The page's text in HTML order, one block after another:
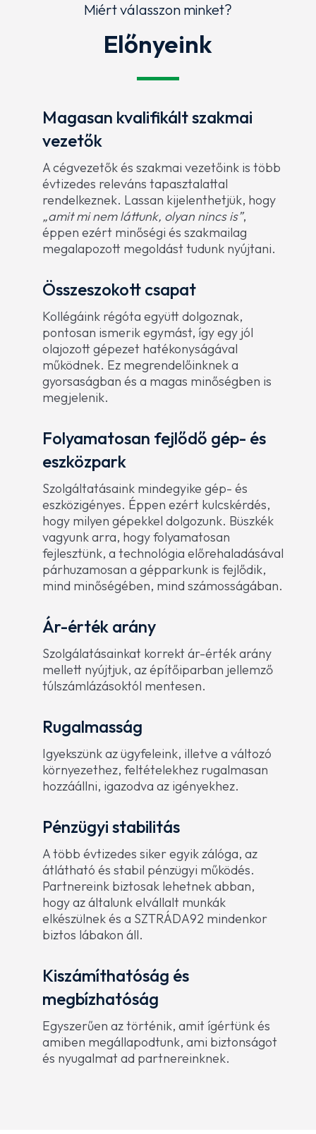
Miért válasszon minket?
Előnyeink
Magasan kvalifikált szakmai
vezetők
A cégvezetők és szakmai vezetőink is több
évtizedes releváns tapasztalattal
rendelkeznek. Lassan kijelenthetjük, hogy
„amit mi nem láttunk, olyan nincs is”,
éppen ezért minőségi és szakmailag
megalapozott megoldást tudunk nyújtani.
Összeszokott csapat
Kollégáink régóta együtt dolgoznak,
pontosan ismerik egymást, így egy jól
olajozott gépezet hatékonyságával
működnek. Ez megrendelőinknek a
gyorsaságban és a magas minőségben is
megjelenik.
Folyamatosan fejlődő gép- és
eszközpark
Szolgáltatásaink mindegyike gép- és
eszközigényes. Éppen ezért kulcskérdés,
hogy milyen gépekkel dolgozunk. Büszkék
vagyunk arra, hogy folyamatosan
fejlesztünk, a technológia előrehaladásával
párhuzamosan a gépparkunk is fejlődik,
mind minőségében, mind számosságában.
Ár-érték arány
Szolgálatásainkat korrekt ár-érték arány
mellett nyújtjuk, az építőiparban jellemző
túlszámlázásoktól mentesen.
Rugalmasság
Igyekszünk az ügyfeleink, illetve a változó
környezethez, feltételekhez rugalmasan
hozzáállni, igazodva az igényekhez.
Pénzügyi stabilitás
A több évtizedes siker egyik zálóga, az
átlátható és stabil pénzügyi működés.
Partnereink biztosak lehetnek abban,
hogy az általunk elvállalt munkák
elkészülnek és a SZTRÁDA92 mindenkor
biztos lábakon áll.
Kiszámíthatóság és
megbízhatóság
Egyszerűen az történik, amit ígértünk és
amiben megállapodtunk, ami biztonságot
és nyugalmat ad partnereinknek.